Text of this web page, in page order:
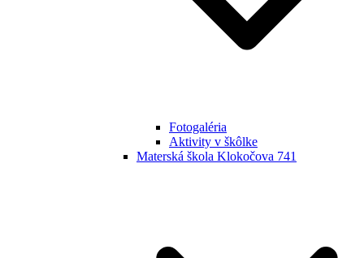
Fotogaléria
Aktivity v škôlke
Materská škola Klokočova 741